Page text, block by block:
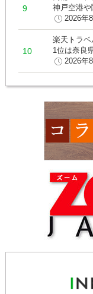
神戸空港
2026年
楽天トラ
1位は奈良
2026年